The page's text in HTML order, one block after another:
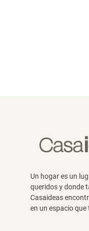
Un hogar es un
queridos y donde
Casaideas
en un espacio que